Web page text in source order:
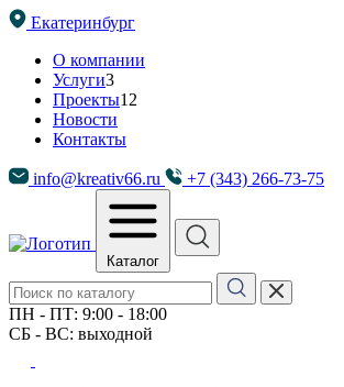
Екатеринбург
О компании
Услуги3
Проекты12
Новости
Контакты
info@kreativ66.ru +7 (343) 266-73-75
Каталог
ПН - ПТ: 9:00 - 18:00
СБ - ВС: выходной